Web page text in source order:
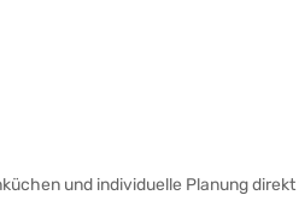
und individuelle Planung direkt